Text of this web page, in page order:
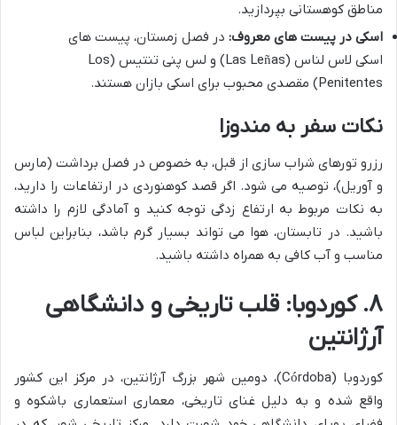
مناطق کوهستانی بپردازید.
اسکی در پیست های معروف: در فصل زمستان، پیست های
اسکی لاس لناس (Las Leñas) و لس پنی تنتیس (Los
Penitentes) مقصدی محبوب برای اسکی بازان هستند.
نکات سفر به مندوزا
رزرو تورهای شراب سازی از قبل، به خصوص در فصل برداشت (مارس
و آوریل)، توصیه می شود. اگر قصد کوهنوردی در ارتفاعات را دارید،
به نکات مربوط به ارتفاع زدگی توجه کنید و آمادگی لازم را داشته
باشید. در تابستان، هوا می تواند بسیار گرم باشد، بنابراین لباس
مناسب و آب کافی به همراه داشته باشید.
۸. کوردوبا: قلب تاریخی و دانشگاهی
آرژانتین
کوردوبا (Córdoba)، دومین شهر بزرگ آرژانتین، در مرکز این کشور
واقع شده و به دلیل غنای تاریخی، معماری استعماری باشکوه و